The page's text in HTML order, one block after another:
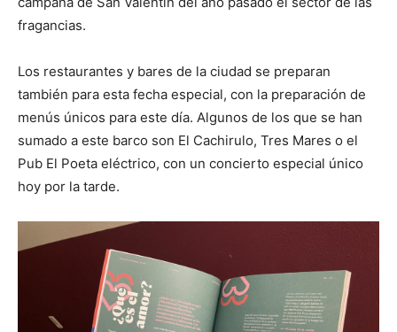
fragancias.
Los restaurantes y bares de la ciudad se preparan
también para esta fecha especial, con la preparación de
menús únicos para este día. Algunos de los que se han
sumado a este barco son El Cachirulo, Tres Mares o el
Pub El Poeta eléctrico, con un concierto especial único
hoy por la tarde.